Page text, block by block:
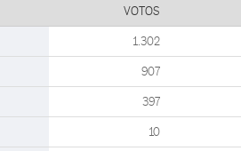
VOTOS
1.302
907
397
10